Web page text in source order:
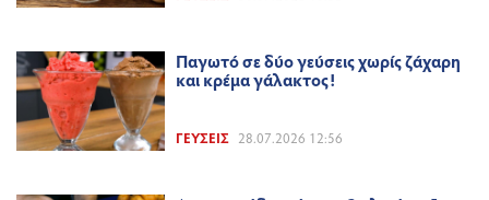
Παγωτό σε δύο γεύσεις χωρίς ζάχαρη
και κρέμα γάλακτος!
ΓΕΎΣΕΙΣ 28.07.2026 12:56